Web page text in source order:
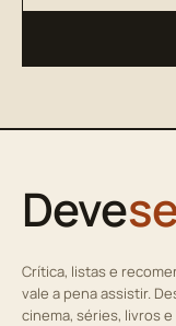
Deve
Crítica, listas e
vale a pena assistir.
cinema, séries, livros e